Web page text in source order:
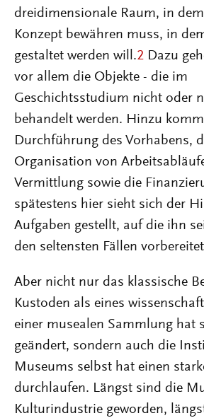
dreidimensionale Raum, in
Konzept bewähren muss, in
gestaltet werden will.2 Dazu
vor allem die Objekte - die im
Geschichtsstudium nicht oder
behandelt werden. Hinzu
Durchführung des Vorhabens,
Organisation von
Vermittlung sowie die
spätestens hier sieht sich der
Aufgaben gestellt, auf die ihn
den seltensten Fällen
Aber nicht nur das klassische
Kustoden als eines
einer musealen Sammlung hat
geändert, sondern auch die
Museums selbst hat einen
durchlaufen. Längst sind die
Kulturindustrie geworden,